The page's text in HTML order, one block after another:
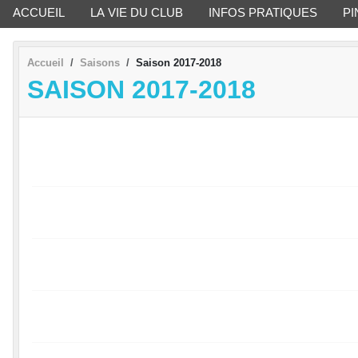
ACCUEIL LA VIE DU CLUB INFOS PRATIQUES
Accueil Saisons Saison 2017-2018
SAISON 2017-2018